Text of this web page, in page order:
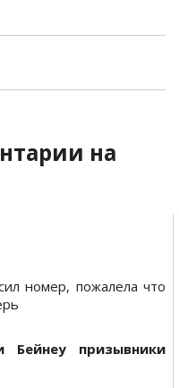
на
номер, пожалела что
Бейнеу призывники